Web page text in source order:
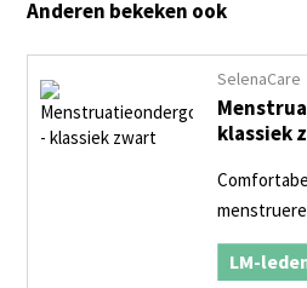
Anderen bekeken ook
SelenaCare
klassiek
LM-